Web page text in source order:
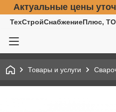
Актуальные цены
ТехСтройСнабжениеПлюс,
Товары и услуги